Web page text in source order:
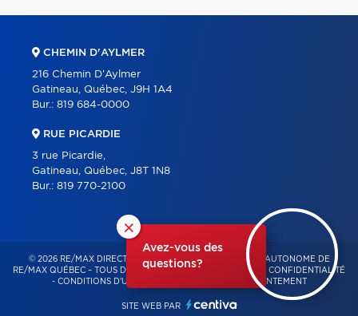
×
Avez-vous des
questions?
CHEMIN D'AYLMER
216 Chemin D'Aylmer
Gatineau, Québec, J9H 1A4
Bur.: 819 684-0000
RUE PICARDIE
3 rue Picardie,
Gatineau, Québec, J8T 1N8
Bur.: 819 770-2100
© 2026 RE/MAX DIRECT – FRANCHISÉ INDÉPENDANT ET AUTONOME DE
RE/MAX QUÉBEC – TOUS DROITS RÉSERVÉS -
POLITIQUE DE CONFIDENTIALITÉ
- CONDITIONS D'UTILISATION GESTION DU CONSENTEMENT
SITE WEB PAR